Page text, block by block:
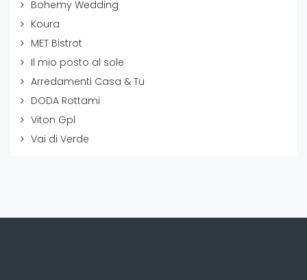
Bohemy Wedding
Koura
MET Bistrot
Il mio posto al sole
Arredamenti Casa & Tu
DODA Rottami
Viton Gpl
Vai di Verde